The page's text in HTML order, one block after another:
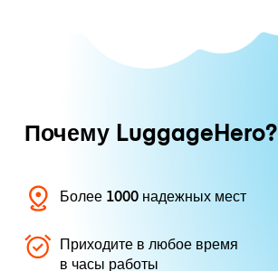
Почему LuggageHero?
Более 1000 надежных мест
Приходите в любое время
в часы работы